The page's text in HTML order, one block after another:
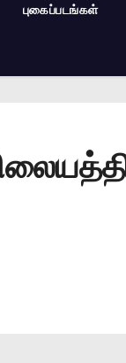
புகைப்படங்கள்